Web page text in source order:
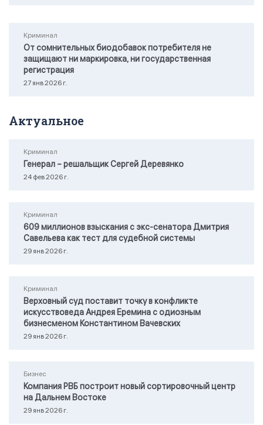
Криминал
От сомнительных биодобавок потребителя не
защищают ни маркировка, ни государственная
регистрация
27 янв 2026 г.
Актуальное
Криминал
Генерал – решальщик Сергей Деревянко
24 фев 2026 г.
Криминал
609 миллионов взыскания с экс-сенатора Дмитрия
Савельева как тест для судебной системы
29 янв 2026 г.
Криминал
Верховный суд поставит точку в конфликте
искусствоведа Андрея Еремина с одиозным
бизнесменом Константином Вачевских
29 янв 2026 г.
Бизнес
Компания РВБ построит новый сортировочный центр
на Дальнем Востоке
29 янв 2026 г.